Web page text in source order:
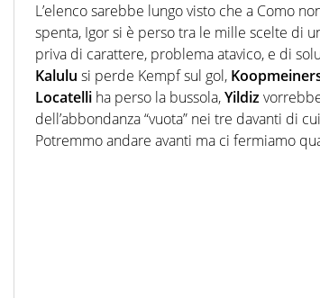
L’elenco sarebbe lungo visto che a Como
spenta, Igor si è perso tra le mille scelte di
priva di carattere, problema atavico, e di
Kalulu si perde Kempf sul gol,
Locatelli ha perso la bussola,Yildiz
dell’abbondanza “vuota” nei tre davanti di cui
Potremmo andare avanti ma ci fermiamo